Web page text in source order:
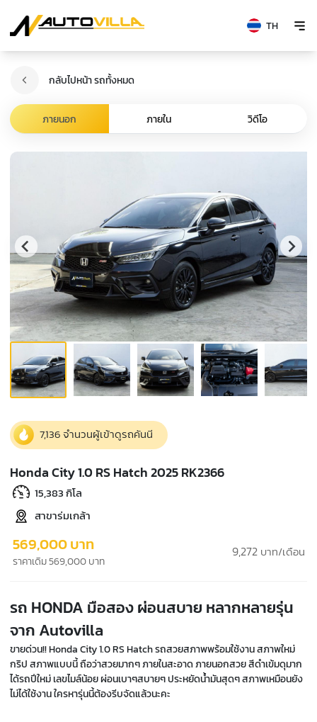
TH
กลับไปหน้า รถทั้งหมด
ภายนอก ภายใน วิดีโอ
7,136 จำนวนผู้เข้าดูรถคันนี
Honda City 1.0 RS Hatch 2025 RK2366
15,383 กิโล
สาขาร่มเกล้า
569,000 บาท
ราคาเดิม 569,000 บาท
9,272 บาท/เดือน
รถ HONDA มือสอง ผ่อนสบาย หลากหลายรุ่น
จาก Autovilla
ขายด่วน!! Honda City 1.0 RS Hatch รถสวยสภาพพร้อมใช้งาน สภาพใหม่
กริป สภาพแบบนี้ ถือว่าสวยมากๆ ภายในสะอาด ภายนอกสวย สีดำเข้มดุมาก
ได้รถปีใหม่ เลขไมล์น้อย ผ่อนเบาๆสบายๆ ประหยัดน้ำมันสุดๆ สภาพเหมือนยัง
ไม่ได้ใช้งาน ใครหารุ่นนี้ต้องรีบจัดแล้วนะคะ